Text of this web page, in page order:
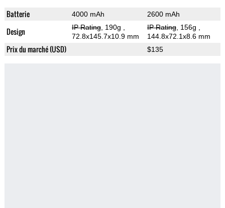
Batterie 4000 mAh 2600 mAh
Design IP Rating, 190g
72.8x145.7x10.9 mm
IP Rating, 156g
144.8x72.1x8.6 mm
Prix du marché (USD) $135